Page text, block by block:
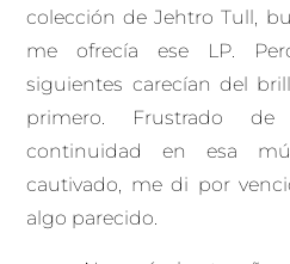
colección de Jehtro Tull,
me ofrecía ese LP.
siguientes carecían del
primero. Frustrado
continuidad en esa
cautivado, me di por
algo parecido.